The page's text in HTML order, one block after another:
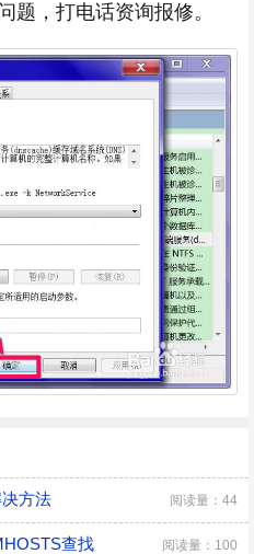
题，打电话资询报修。
方法 阅读量：44
查找 阅读量：100